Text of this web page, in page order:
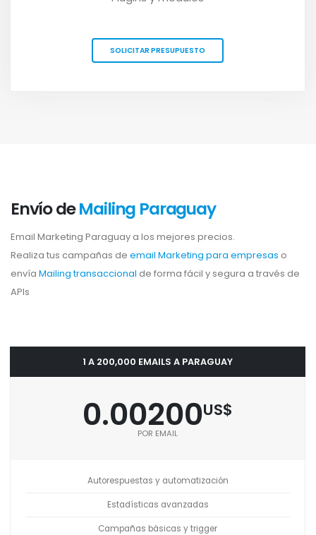
SOLICITAR PRESUPUESTO
Envío deMailing Paraguay
Email Marketing Paraguay a los mejores precios.
Realiza tus campañas de email Marketing para empresas o
envía Mailing transaccional de forma fácil y segura a través de
APIs
1 A 200,000 EMAILS A PARAGUAY
0.00200US$
POR EMAIL
Autorespuestas y automatización
Estadísticas avanzadas
Campañas básicas y trigger